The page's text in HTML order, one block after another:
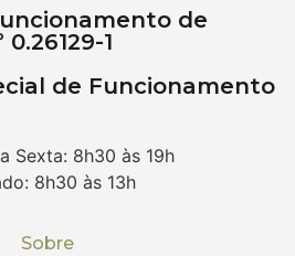
de
1
de Funcionamento
Sexta: 8h30 às 19h
8h30 às 13h
Sobre